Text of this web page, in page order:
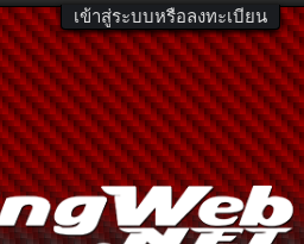
เข้าสู่ระบบหรือลงทะเบียน